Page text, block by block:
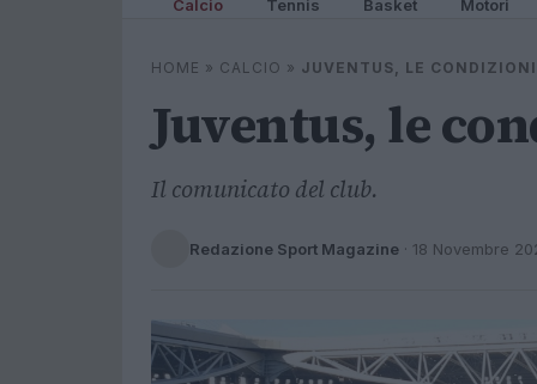
Calcio Tennis Basket Motori
HOME » CALCIO » JUVENTUS, LE
Juventus, le
Il comunicato del club.
Redazione Sport Magazine · 18 Novembre